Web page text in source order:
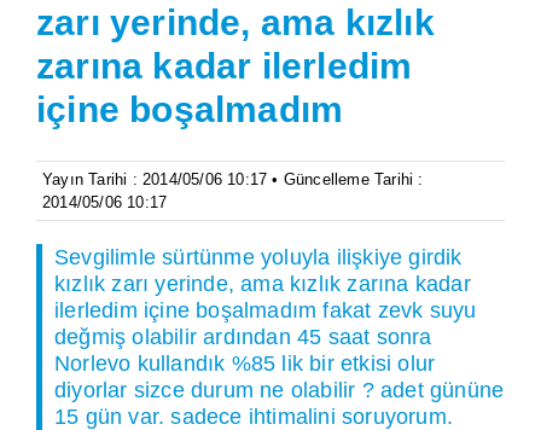
zarı yerinde, ama kızlık
zarına kadar ilerledim
içine boşalmadım
Yayın Tarihi : 2014/05/06 10:17 • Güncelleme Tarihi :
2014/05/06 10:17
Sevgilimle sürtünme yoluyla ilişkiye girdik
kızlık zarı yerinde, ama kızlık zarına kadar
ilerledim içine boşalmadım fakat zevk suyu
değmiş olabilir ardından 45 saat sonra
Norlevo kullandık %85 lik bir etkisi olur
diyorlar sizce durum ne olabilir ? adet gününe
15 gün var. sadece ihtimalini soruyorum.